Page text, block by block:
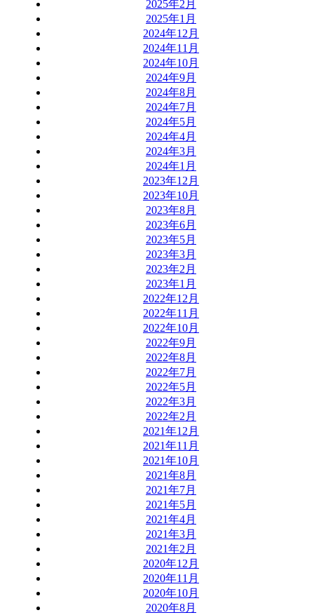
2025年2月
2025年1月
2024年12月
2024年11月
2024年10月
2024年9月
2024年8月
2024年7月
2024年5月
2024年4月
2024年3月
2024年1月
2023年12月
2023年10月
2023年8月
2023年6月
2023年5月
2023年3月
2023年2月
2023年1月
2022年12月
2022年11月
2022年10月
2022年9月
2022年8月
2022年7月
2022年5月
2022年3月
2022年2月
2021年12月
2021年11月
2021年10月
2021年8月
2021年7月
2021年5月
2021年4月
2021年3月
2021年2月
2020年12月
2020年11月
2020年10月
2020年8月